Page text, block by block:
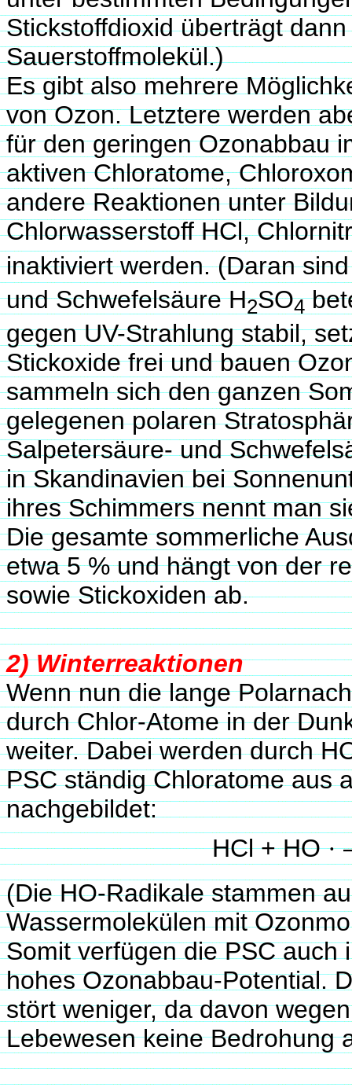
Stickstoffdioxid überträgt
Sauerstoffmolekül.)
Es gibt also mehrere
von Ozon. Letztere werden
für den geringen Ozonabbau
aktiven Chloratome,
andere Reaktionen unter
Chlorwasserstoff HCl,
inaktiviert werden. (Daran
und Schwefelsäure H2SO4
gegen UV-Strahlung stabil,
Stickoxide frei und bauen
sammeln sich den ganzen
gelegenen polaren
Salpetersäure- und
in Skandinavien bei
ihres Schimmers nennt man
Die gesamte sommerliche
etwa 5 % und hängt von der
sowie Stickoxiden ab.
2) Winterreaktionen
Wenn nun die lange
durch Chlor-Atome in der
weiter. Dabei werden durch
PSC ständig Chloratome aus
nachgebildet:
HCl + HO·
(Die HO-Radikale stammen
Wassermolekülen mit
Somit verfügen die PSC auch
hohes Ozonabbau-Potential.
stört weniger, da davon
Lebewesen keine Bedrohung